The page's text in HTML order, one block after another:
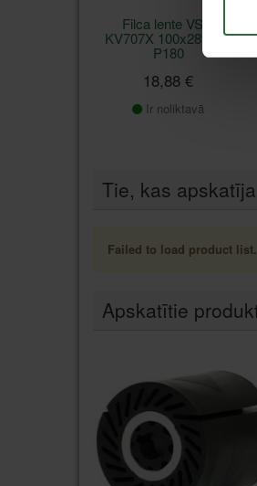
Filca lente VSM
KV707X 100x289mm
P180
18,88 €
Ir noliktavā
Tie, kas
Failed to load product list.
Apskatītie